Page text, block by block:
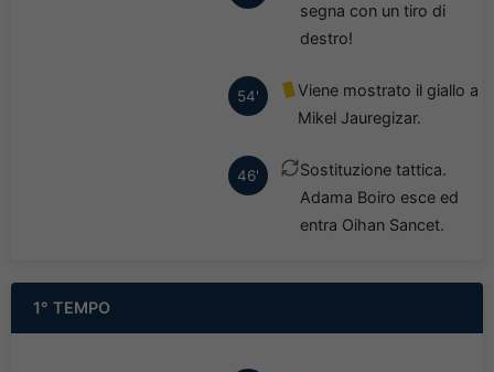
segna con un tiro di
destro!
54'
Viene mostrato il giallo a
Mikel Jauregizar.
46'
Sostituzione tattica.
Adama Boiro esce ed
entra Oihan Sancet.
1° TEMPO